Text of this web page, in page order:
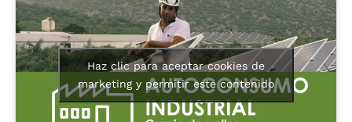
Haz clic para aceptar cookies de
marketing y permitir este contenido